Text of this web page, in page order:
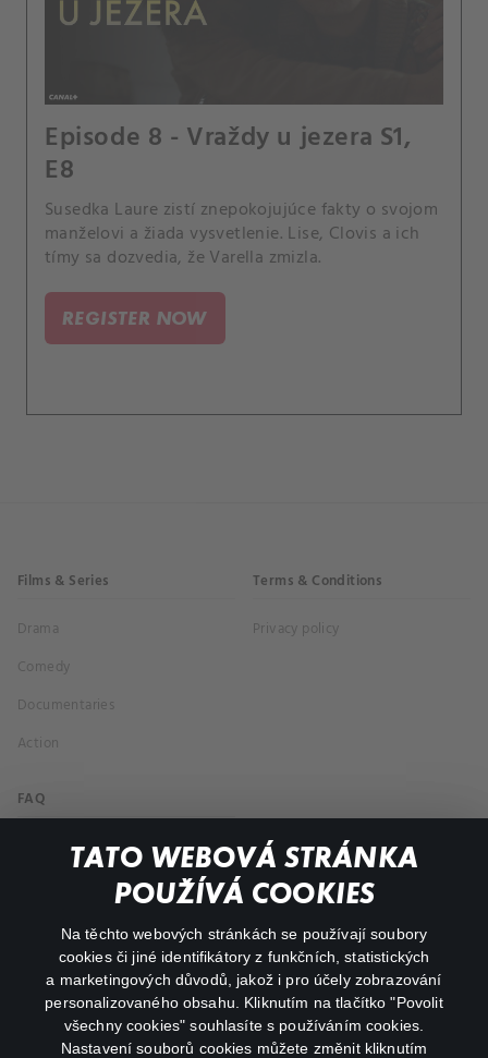
TATO WEBOVÁ STRÁNKA
POUŽÍVÁ COOKIES
Na těchto webových stránkách se používají soubory
cookies či jiné identifikátory z funkčních, statistických
a marketingových důvodů, jakož i pro účely zobrazování
personalizovaného obsahu. Kliknutím na tlačítko "Povolit
všechny cookies" souhlasíte s používáním cookies.
Nastavení souborů cookies můžete změnit kliknutím
Episode 8 - Vraždy u jezera S1,
E8
Susedka Laure zistí znepokojujúce fakty o svojom
manželovi a žiada vysvetlenie. Lise, Clovis a ich
tímy sa dozvedia, že Varella zmizla.
REGISTER NOW
Films & Series
Drama
Comedy
Documentaries
Action
Terms & Conditions
Privacy policy
FAQ
My profile
facebookinstagram
youtube